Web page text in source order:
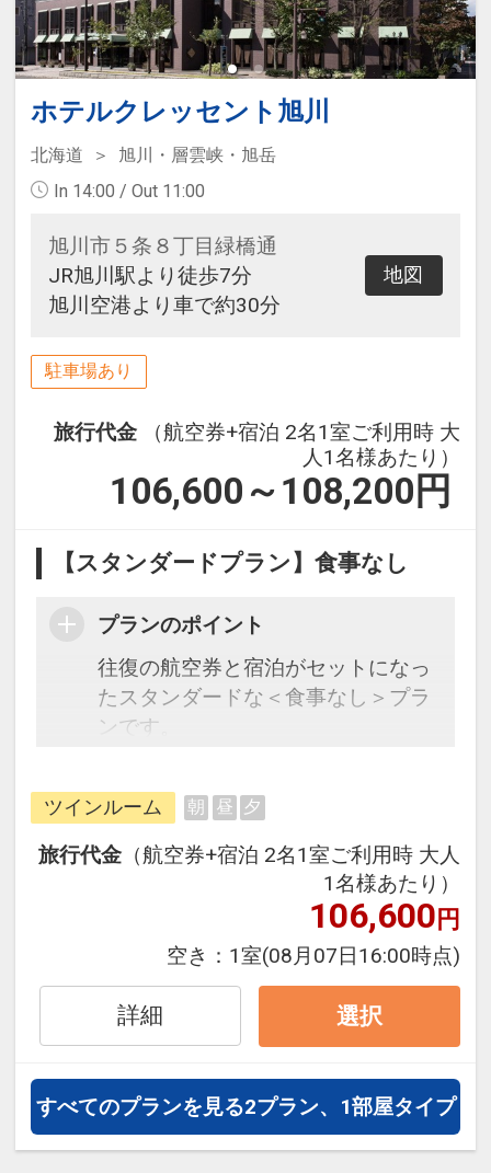
ホテルクレッセント旭川
北海道
旭川・層雲峡・旭岳
In 14:00 / Out 11:00
旭川市５条８丁目緑橋通
JR旭川駅より徒歩7分
旭川空港より車で約30分
地図
駐車場あり
旅行代金
（航空券+宿泊 2名1室ご利用時 大
人1名様あたり）
106,600～108,200 円
【スタンダードプラン】食事なし
プランのポイント
往復の航空券と宿泊がセットになっ
たスタンダードな＜食事なし＞プラ
ンです。
できるダイナミックパッケージだか
ら、一都市滞在はもちろん周遊旅行
にも最適！
旅行期間中の1泊だけの宿泊や延
泊・飛び泊なども自由自在です。
フライトは、安心のJAL（または
JALグループ）確約！フライトマイ
ル50%貯まります。
オプションでレンタカーや現地交
通・体験プランなどの追加（同時予
約）が可能なプランもございます。
ツインルーム 朝 昼 夕
旅行代金 （航空券+宿泊 2名1室ご利用時 大人
1名様あたり）
106,600円
空き： 1室(08月07日16:00時点)
詳細 選択
すべてのプランを見る2プラン、1部屋タイプ